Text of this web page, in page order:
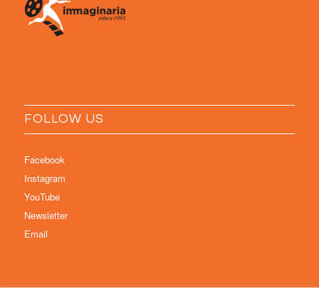
FOLLOW US
Facebook
Instagram
YouTube
Newsletter
Email